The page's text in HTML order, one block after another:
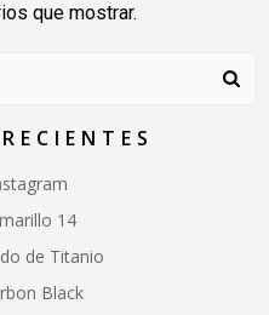
que mostrar.
14
de Titanio
Black